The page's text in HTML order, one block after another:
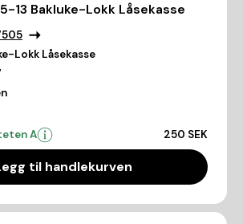
13 Bakluke-Lokk Låsekasse
Lokk Låsekasse
A 250 SEK
til handlekurven